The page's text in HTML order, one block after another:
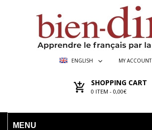
ENGLISH MY ACCOUNT
SHOPPING CART
0 ITEM - 0,00€
MENU